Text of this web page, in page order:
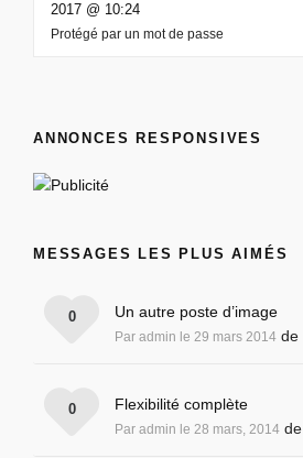
2017 @ 10:24
Protégé par un mot de passe
ANNONCES RESPONSIVES
MESSAGES LES PLUS AIMÉS
Un autre poste d’image
Par admin le 29 mars 2014 de
0
Flexibilité complète
Par admin le 28 mars, 2014 de
0